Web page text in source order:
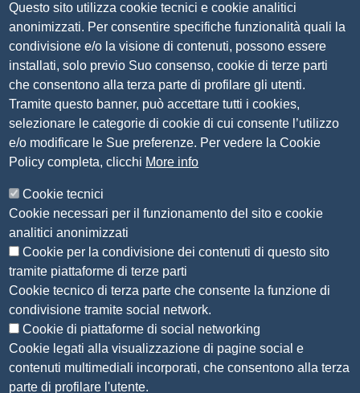
Via Luigi Einaudi, 23, 25121 Brescia BS
Tel. 030 37251
PECcamera.brescia@bs.legalmail.camcom.it
P.IVA 00859790172
C.F. 80013870177
Contatti
Amministrazione Trasparente
Organizzazione
Bandi di concorso
Bandi di gara e contratti
Provvedimenti
Attività e procedimenti
Seguici su
Sito web
Questo sito utilizza cookie tecnici e cookie analitici
anonimizzati. Per consentire specifiche funzionalità quali la
condivisione e/o la visione di contenuti, possono essere
installati, solo previo Suo consenso, cookie di terze parti
che consentono alla terza parte di profilare gli utenti.
Tramite questo banner, può accettare tutti i cookies,
selezionare le categorie di cookie di cui consente l’utilizzo
e/o modificare le Sue preferenze. Per vedere la Cookie
Policy completa, clicchi More info
Cookie tecnici
Cookie necessari per il funzionamento del sito e cookie
analitici anonimizzati
Cookie per la condivisione dei contenuti di questo sito
tramite piattaforme di terze parti
Cookie tecnico di terza parte che consente la funzione di
condivisione tramite social network.
Cookie di piattaforme di social networking
Cookie legati alla visualizzazione di pagine social e
contenuti multimediali incorporati, che consentono alla terza
parte di profilare l'utente.